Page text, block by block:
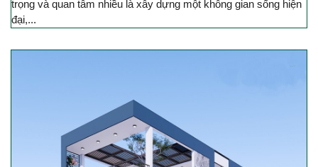
trọng và quan tâm nhiều là xây dựng một không gian sống hiện
đại,...